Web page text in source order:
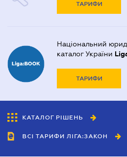
ТАРИФИ
Національний
каталог України
ТАРИФИ
КАТАЛОГ РІШЕНЬ
ВСІ ТАРИФИ ЛІГА:ЗАКОН